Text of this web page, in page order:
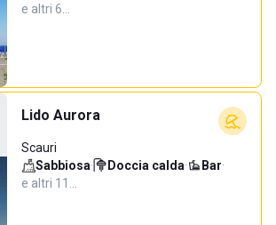
e altri 6…
Lido Aurora
Scauri
Sabbiosa· Doccia calda· Bar·
e altri 11…